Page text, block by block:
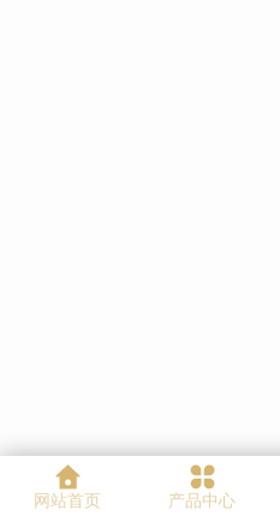
网站首页 产品中心